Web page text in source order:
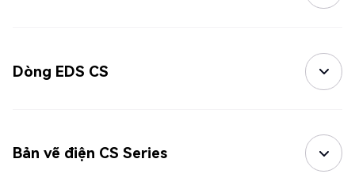
Dòng EDS CS
Bản vẽ điện CS Series